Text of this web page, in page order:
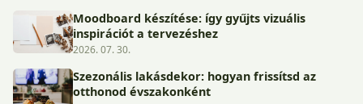
Moodboard készítése: így gyűjts vizuális
inspirációt a tervezéshez
2026. 07. 30.
Szezonális lakásdekor: hogyan frissítsd az
otthonod évszakonként